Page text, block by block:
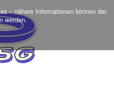
– nähere Informationen können der
werden.